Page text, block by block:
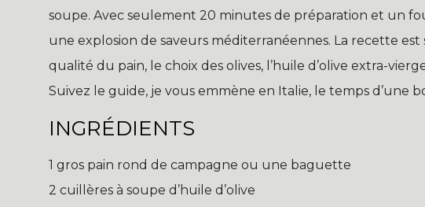
soupe. Avec seulement 20 minutes de préparation et un
une explosion de saveurs méditerranéennes. La recette
qualité du pain, le choix des olives, l’huile d’olive extra-
Suivez le guide, je vous emmène en Italie, le temps d’une
INGRÉDIENTS
1 gros pain rond de campagne ou une baguette
2 cuillères à soupe d’huile d’olive